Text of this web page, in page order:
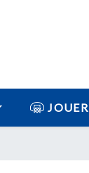
JOUER